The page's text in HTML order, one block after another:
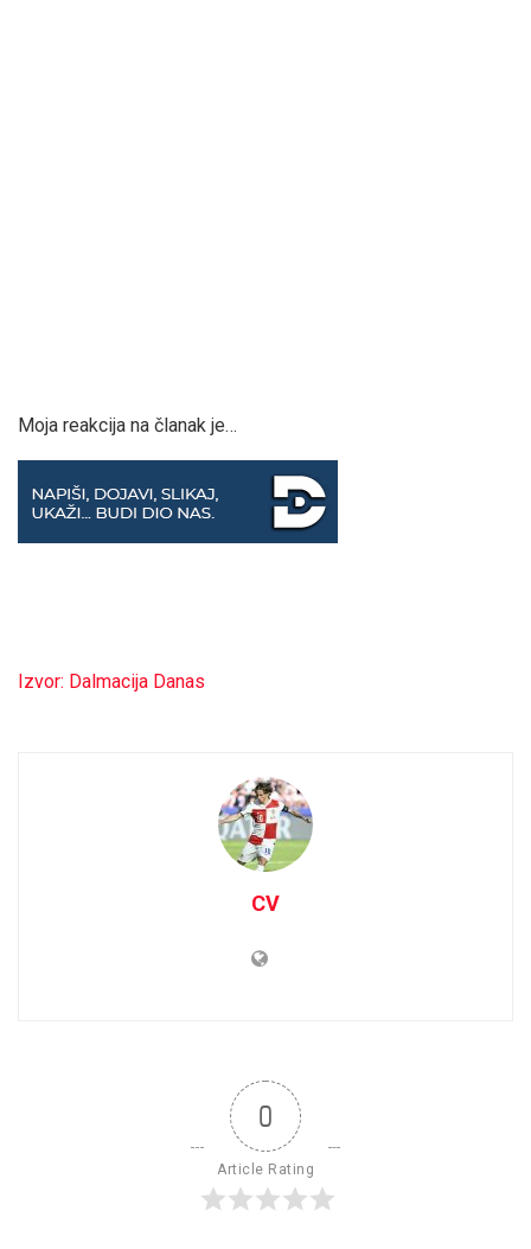
Moja reakcija na članak je…
Izvor: Dalmacija Danas
CV
0
Article Rating